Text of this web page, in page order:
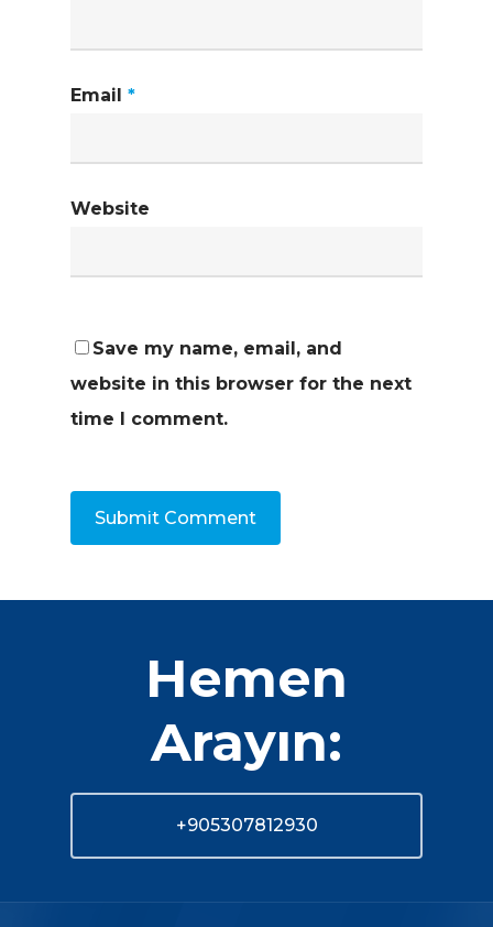
Email *
Website
Save my name, email, and
website in this browser for the next
time I comment.
Hemen
Arayın:
+905307812930